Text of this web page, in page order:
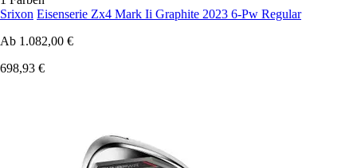
Srixon Eisenserie Zx4 Mark Ii Graphite 2023 6-Pw Regular
Ab 1.082,00 €
698,93 €